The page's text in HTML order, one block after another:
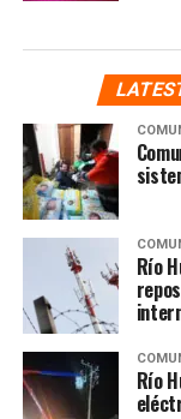
Río
Río